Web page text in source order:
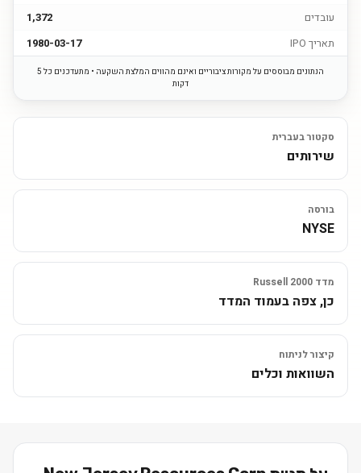
עובדים
1,372
תאריך IPO
1980-03-17
הנתונים מבוססים על מקורות ציבוריים ואינם מהווים המלצת השקעה • מתעדכנים כל 5
דקות
סקטור בעברית
שירותים
בורסה
NYSE
מדד Russell 2000
כן, צפה בעמוד המדד
קיצור לניתוח
השוואות וכלים